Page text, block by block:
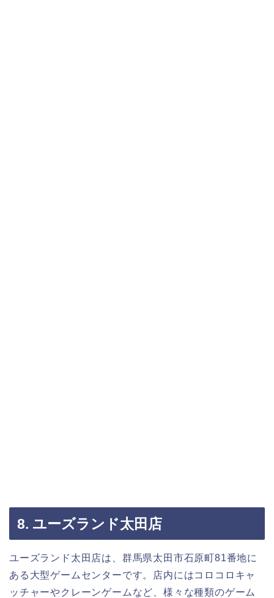
8. ユーズランド太田店
ユーズランド太田店は、群馬県太田市石原町81番地に
ある大型ゲームセンターです。店内にはコロコロキャ
ッチャーやクレーンゲームなど、様々な種類のゲーム